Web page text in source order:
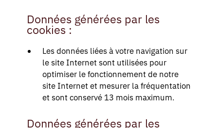
Données générées par les
cookies :
Les données liées à votre navigation sur
le site Internet sont utilisées pour
optimiser le fonctionnement de notre
site Internet et mesurer la fréquentation
et sont conservé 13 mois maximum.
Données générées par les